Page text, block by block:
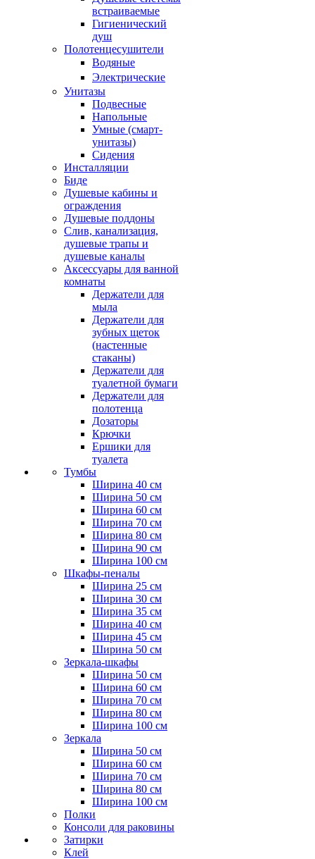
встраиваемые
Гигиенический
душ
Полотенцесушители
ㅤВодяные
ㅤЭлектрические
Унитазы
Подвесные
Напольные
Умные (смарт-
унитазы)
Сидения
Инсталляции
Биде
Душевые кабины и
ограждения
Душевые поддоны
Слив, канализация,
душевые трапы и
душевые каналы
Аксессуары для ванной
комнаты
Держатели для
мыла
Держатели для
зубных щеток
(настенные
стаканы)
Держатели для
туалетной бумаги
Держатели для
полотенца
Дозаторы
Крючки
Ершики для
туалета
Тумбы
Ширина 40 см
Ширина 50 см
Ширина 60 см
Ширина 70 см
Ширина 80 см
Ширина 90 см
Ширина 100 см
Шкафы-пеналы
Ширина 25 см
Ширина 30 см
Ширина 35 см
Ширина 40 см
Ширина 45 см
Ширина 50 см
Зеркала-шкафы
Ширина 50 см
Ширина 60 см
Ширина 70 см
Ширина 80 см
Ширина 100 см
Зеркала
Ширина 50 см
Ширина 60 см
Ширина 70 см
Ширина 80 см
Ширина 100 см
Полки
Консоли для раковины
Затирки
Клей